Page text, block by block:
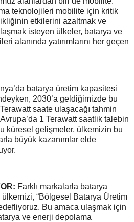
teknolojileri mobilite için kritik
etkilerini azaltmak ve
isteyen ülkeler, batarya ve
alanında yatırımlarını her geçen
batarya üretim kapasitesi
2030’a geldiğimizde bu
saate ulaşacağı tahmin
1 Terawatt saatlik talebin
küresel gelişmeler, ülkemizin bu
büyük kazanımlar elde
Farklı markalarla batarya
ülkemizi, “Bölgesel Batarya Üretim
Bu amaca ulaşmak için
ve enerji depolama